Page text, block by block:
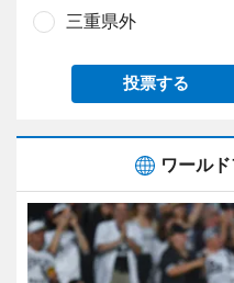
三重県外
投票する
ワール